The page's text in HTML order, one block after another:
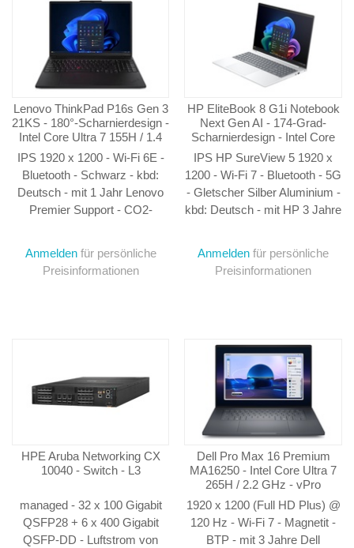
Lenovo ThinkPad P16s Gen 3
21KS - 180°-Scharnierdesign -
Intel Core Ultra 7 155H / 1.4
GHz - Win 11 Pro - RTX 500
Ada - 32 GB RAM - 1 TB SSD
TCG Opal Encryption 2,
NVMe, Performance - 40.6
cm (16")
IPS 1920 x 1200 - Wi-Fi 6E -
Bluetooth - Schwarz - kbd:
Deutsch - mit 1 Jahr Lenovo
Premier Support - CO2-
Anmeldenfür persönliche
Preisinformationen
HP EliteBook 8 G1i Notebook
Next Gen AI - 174-Grad-
Scharnierdesign - Intel Core
Ultra 7 258V - Win 11 Pro -
Intel Arc Graphics 140V - 32
GB RAM - 1 TB SSD NVMe -
40.6 cm (16")
IPS HP SureView 5 1920 x
1200 - Wi-Fi 7 - Bluetooth - 5G
- Gletscher Silber Aluminium -
kbd: Deutsch - mit HP 3 Jahre
Anmelden für persönliche
Preisinformationen
HPE Aruba Networking CX
10040 - Switch - L3
managed - 32 x 100 Gigabit
QSFP28 + 6 x 400 Gigabit
QSFP-DD - Luftstrom von
Dell Pro Max 16 Premium
MA16250 - Intel Core Ultra 7
265H / 2.2 GHz - vPro
Enterprise - Win 11 Pro - RTX
PRO 1000 Blackwell - 32 GB
RAM - 1 TB SSD SED,
NVMe, TLC, Performance -
1920 x 1200 (Full HD Plus) @
120 Hz - Wi-Fi 7 - Magnetit -
BTP - mit 3 Jahre Dell